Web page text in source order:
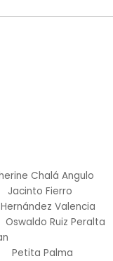
Chalá Angulo
Jacinto Fierro
Valencia
Oswaldo Ruiz Peralta
Petita Palma